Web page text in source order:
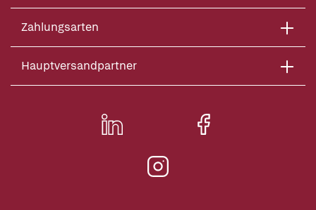
Zahlungsarten
Hauptversandpartner